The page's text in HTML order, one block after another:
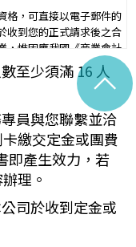
內容之真實，對甲方所
行程表或說明會之說明內
宣傳文件、行程表或說
容為準。
時_____分於
定地點集合致未能出
除契約，乙方得依第十
繳付：
、信用卡、轉帳、支票
格，可直接以電子郵件的
收到您的正式請求後之合
，惟因應我國《商業會計
求，相關交易憑證與帳務
銷毀，不在此限。自終
站系統發出之確認電子
提供之尊榮優惠及權益。
技術來儲存並在
Cookies 大多僅基於輔
或儲存相關密碼以方便
…等。
進行溝通的一種技術，
部分 Cookies 的有效
至少須滿 16 人
員與您聯繫並洽
繳交定金或團費
即產生效力，若
理。
司於收到定金或
^